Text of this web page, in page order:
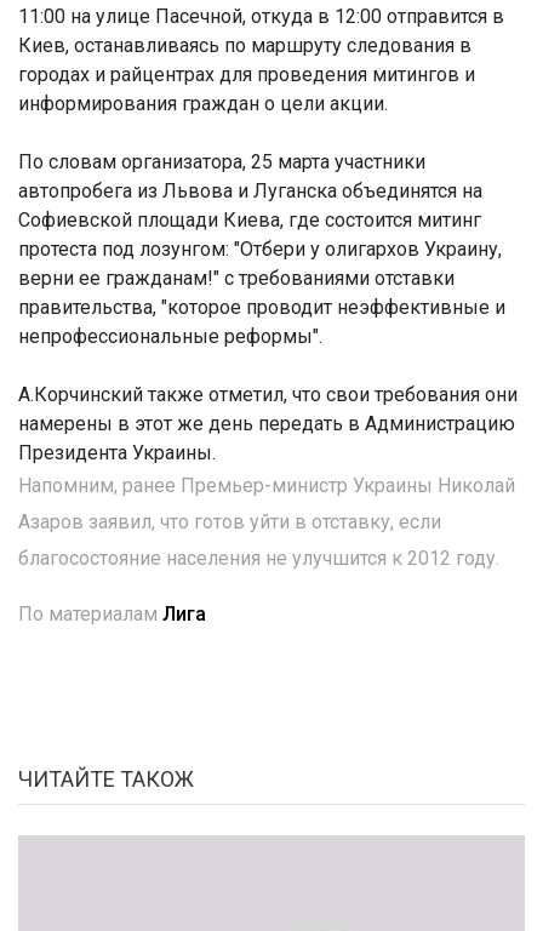
11:00 на улице Пасечной, откуда в 12:00 отправится в
Киев, останавливаясь по маршруту следования в
городах и райцентрах для проведения митингов и
информирования граждан о цели акции.
По словам организатора, 25 марта участники
автопробега из Львова и Луганска объединятся на
Софиевской площади Киева, где состоится митинг
протеста под лозунгом: "Отбери у олигархов Украину,
верни ее гражданам!" с требованиями отставки
правительства, "которое проводит неэффективные и
непрофессиональные реформы".
А.Корчинский также отметил, что свои требования они
намерены в этот же день передать в Администрацию
Президента Украины.
Напомним, ранее Премьер-министр Украины Николай
Азаров заявил, что готов уйти в отставку, если
благосостояние населения не улучшится к 2012 году.
По материалам Лига
ЧИТАЙТЕ ТАКОЖ